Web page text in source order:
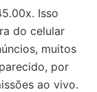
Isso
do celular
muitos
por
ao vivo.